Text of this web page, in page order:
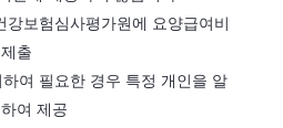
보험심사평가원에 요양급여비
출
여 필요한 경우 특정 개인을 알
여 제공